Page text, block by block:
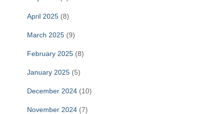
April 2025 (8)
March 2025 (9)
February 2025 (8)
January 2025 (5)
December 2024 (10)
November 2024 (7)